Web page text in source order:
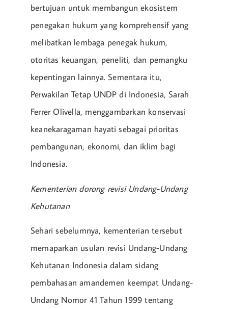
bertujuan untuk membangun ekosistem
penegakan hukum yang komprehensif yang
melibatkan lembaga penegak hukum,
otoritas keuangan, peneliti, dan pemangku
kepentingan lainnya. Sementara itu,
Perwakilan Tetap UNDP di Indonesia, Sarah
Ferrer Olivella, menggambarkan konservasi
keanekaragaman hayati sebagai prioritas
pembangunan, ekonomi, dan iklim bagi
Indonesia.
Kementerian dorong revisi Undang-Undang
Kehutanan
Sehari sebelumnya, kementerian tersebut
memaparkan usulan revisi Undang-Undang
Kehutanan Indonesia dalam sidang
pembahasan amandemen keempat Undang-
Undang Nomor 41 Tahun 1999 tentang